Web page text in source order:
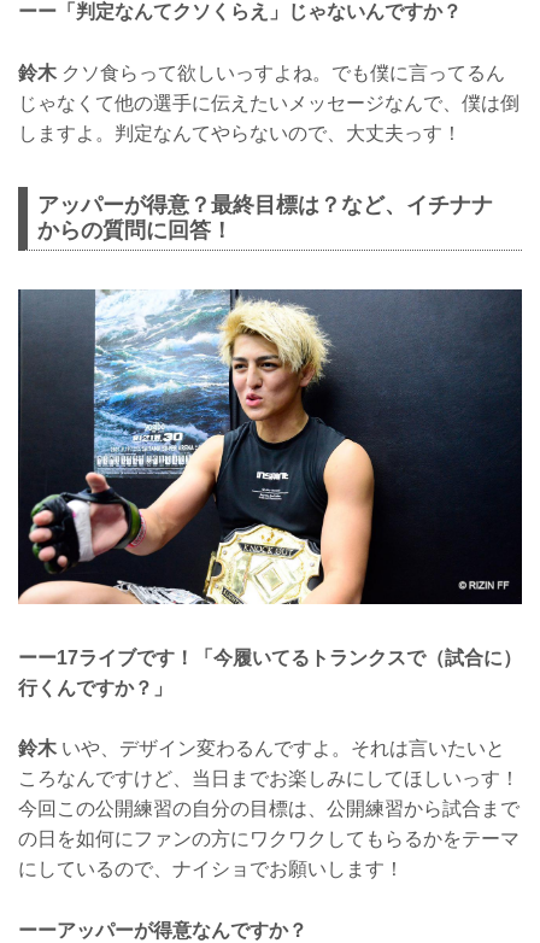
ーー「判定なんてクソくらえ」じゃないんですか？
鈴木 クソ食らって欲しいっすよね。でも僕に言ってるん
じゃなくて他の選手に伝えたいメッセージなんで、僕は倒
しますよ。判定なんてやらないので、大丈夫っす！
アッパーが得意？最終目標は？など、イチナナ
からの質問に回答！
ーー17ライブです！「今履いてるトランクスで（試合に）
行くんですか？」
鈴木 いや、デザイン変わるんですよ。それは言いたいと
ころなんですけど、当日までお楽しみにしてほしいっす！
今回この公開練習の自分の目標は、公開練習から試合まで
の日を如何にファンの方にワクワクしてもらるかをテーマ
にしているので、ナイショでお願いします！
ーーアッパーが得意なんですか？